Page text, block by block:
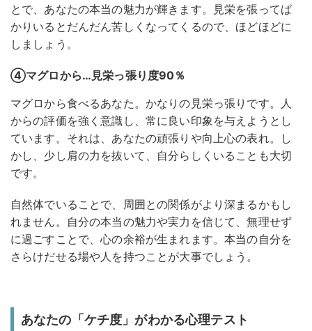
とで、あなたの本当の魅力が輝きます。見栄を張ってば
かりいるとだんだん苦しくなってくるので、ほどほどに
しましょう。
④マグロから…見栄っ張り度90％
マグロから食べるあなた。かなりの見栄っ張りです。人
からの評価を強く意識し、常に良い印象を与えようとし
ています。それは、あなたの頑張りや向上心の表れ。し
かし、少し肩の力を抜いて、自分らしくいることも大切
です。
自然体でいることで、周囲との関係がより深まるかもし
れません。自分の本当の魅力や実力を信じて、無理せず
に過ごすことで、心の余裕が生まれます。本当の自分を
さらけだせる場や人を持つことが大事でしょう。
あなたの「ケチ度」がわかる心理テスト